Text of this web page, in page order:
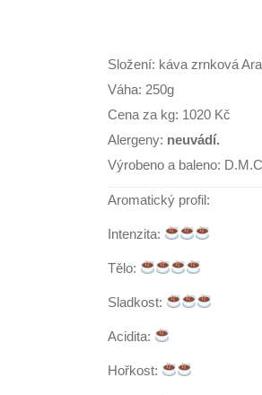
Složení: káva zrnková
Váha: 250g
Cena za kg: 1020 Kč
Alergeny: neuvádí.
Výrobeno a baleno:
Aromatický profil:
Intenzita:
Tělo:
Sladkost:
Acidita:
Hořkost: